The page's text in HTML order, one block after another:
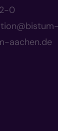
0
aachen.de